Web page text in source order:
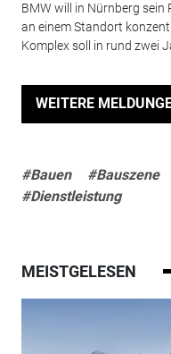
BMW will in Nürnberg
an einem Standort
Komplex soll in rund zwei
WEITERE
#Bauen #Bauszene
#Dienstleistung
MEISTGELESEN